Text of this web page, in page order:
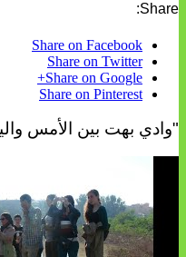
Share:
Share on Facebook
Share on Twitter
Share on Google+
Share on Pinterest
"وادي بهت بين الأمس